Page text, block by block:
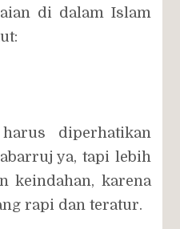
di dalam Islam
diperhatikan
ya, tapi lebih
keindahan, karena
rapi dan teratur.